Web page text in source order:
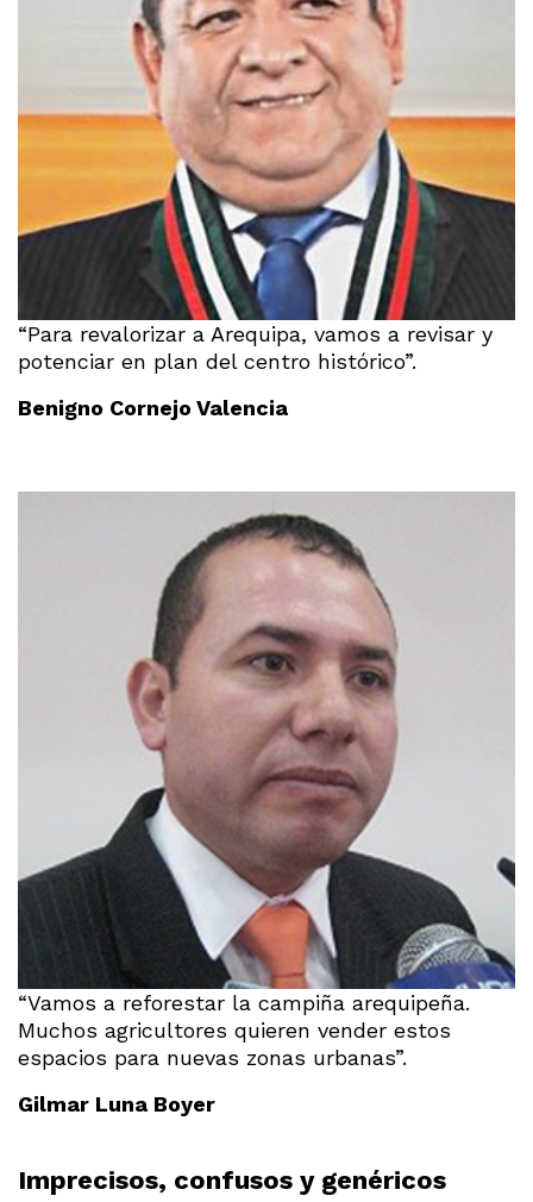
“Para revalorizar a Arequipa, vamos a revisar y
potenciar en plan del centro histórico”.
Benigno Cornejo Valencia
“Vamos a reforestar la campiña arequipeña.
Muchos agricultores quieren vender estos
espacios para nuevas zonas urbanas”.
Gilmar Luna Boyer
Imprecisos, confusos y genéricos